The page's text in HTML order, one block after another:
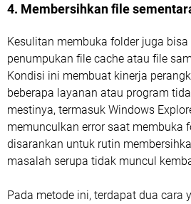
4. Membersihkan file
Kesulitan membuka folder juga
penumpukan file cache atau file
Kondisi ini membuat kinerja
beberapa layanan atau program
mestinya, termasuk Windows
memunculkan error saat membuka
disarankan untuk rutin
masalah serupa tidak muncul
Pada metode ini, terdapat dua cara